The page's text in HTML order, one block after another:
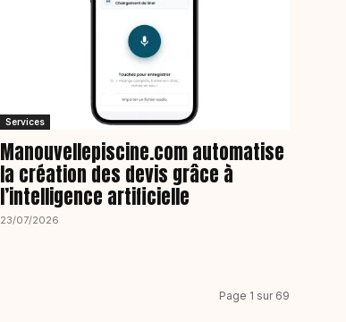
Services
Manouvellepiscine.com automatise
la création des devis grâce à
l’intelligence artificielle
23/07/2026
Page 1 sur 69